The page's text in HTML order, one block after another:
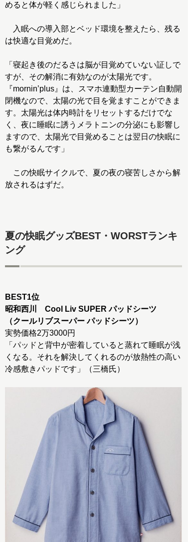
めると体が軽く感じられました」
入眠への導入部とベッド環境を整えたら、残る
は快適な目覚めだ。
「寝起き後のだるさは脳が目覚めていない証しで
すが、その解消に有効なのが太陽光です。
『mornin’plus』は、スマホ連動型カーテン自動開
閉機なので、太陽の光で目を覚ますことができま
す。太陽光は体内時計をリセットするだけでな
く、夜に睡眠に誘うメラトニンの分泌にも影響し
ますので、太陽光で目覚めることは翌日の快眠に
も繋がるんです」
この快眠サイクルで、夏の夜の寝苦しさから解
放されるはずだ。
夏の快眠グッズBEST・WORSTランキ
ング
BEST1位
昭和西川 Cool Liv SUPER パッドシーツ
（クールリブスーパー パッドシーツ）
実勢価格2万3000円
「パッドと背中が密着していると蒸れて睡眠が浅
くなる。それを解決してくれるのが放熱性の高い
冷感敷きパッドです」（三橋氏）